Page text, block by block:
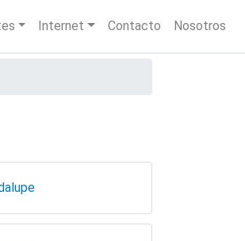
Internet Contacto Nosotros